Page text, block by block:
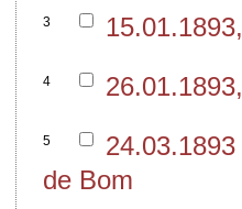
3
4
5
de Bom